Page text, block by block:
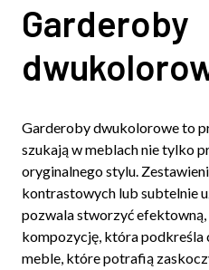
Garderoby
Garderoby dwukolorowe to
szukają w meblach nie tylko
oryginalnego stylu.
kontrastowych lub subtelnie
pozwala stworzyć efektowną,
kompozycję, która podkreśla
meble, które potrafią